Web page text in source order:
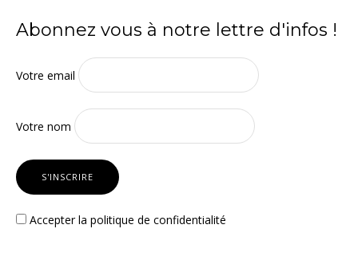
Abonnez vous à notre lettre d'infos !
Votre email
Votre nom
Accepter la politique de confidentialité